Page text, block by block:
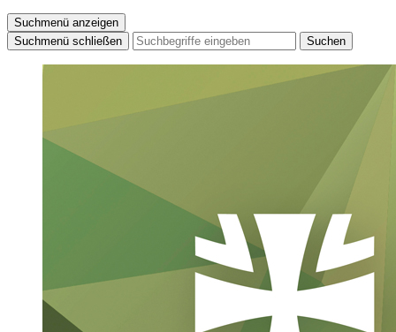
Suchmenü anzeigen
Suchmenü schließen
Suchen